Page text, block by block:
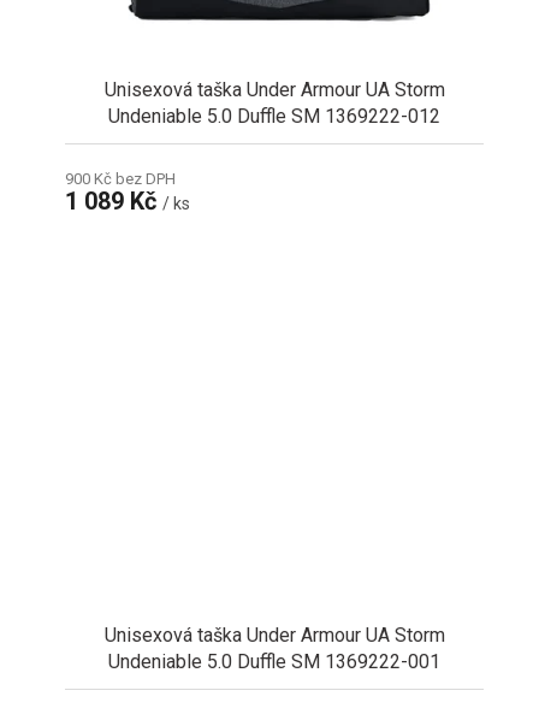
Unisexová taška Under Armour UA Storm
Undeniable 5.0 Duffle SM 1369222-012
900 Kč bez DPH
1 089 Kč/ ks
Unisexová taška Under Armour UA Storm
Undeniable 5.0 Duffle SM 1369222-001